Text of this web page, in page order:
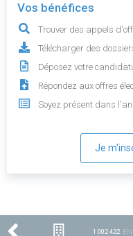
Vos bénéfices
Trouver des appels
Télécharger des
Déposez votre
Répondez aux offres
Soyez présent dans
Je
1 002 422